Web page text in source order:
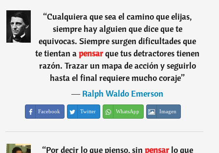
“Cualquiera que sea el camino que elijas,
siempre hay alguien que dice que te
equivocas. Siempre surgen dificultades que
te tientan apensarque tus detractores tienen
razón. Trazar un mapa de acción y seguirlo
hasta el final requiere mucho coraje”
―Ralph Waldo Emerson
Facebook Twitter WhatsApp Imagen
“Por decir lo que pienso, sin pensar lo que